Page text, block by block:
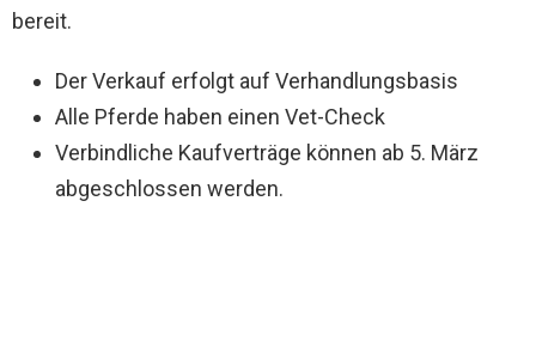
bereit.
Der Verkauf erfolgt auf Verhandlungsbasis
Alle Pferde haben einen Vet-Check
Verbindliche Kaufverträge können ab 5. März
abgeschlossen werden.